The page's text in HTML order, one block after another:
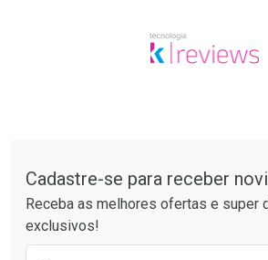
Cadastre-se para receber
Receba as melhores ofertas e super
exclusivos!